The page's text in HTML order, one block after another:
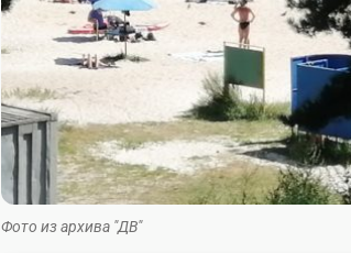
Фото из архива "ДВ"